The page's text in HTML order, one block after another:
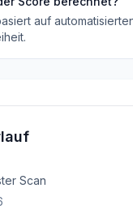
auf
Scan